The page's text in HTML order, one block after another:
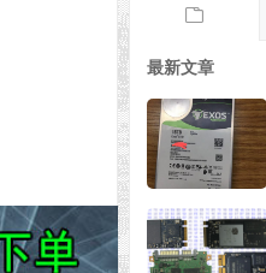
最新文章